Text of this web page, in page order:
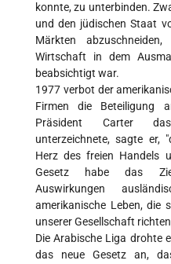
konnte, zu unterbinden.
und den jüdischen Staat
Märkten
Wirtschaft in dem
beabsichtigt war.
1977 verbot der
Firmen die Beteiligung
Präsident Carter
unterzeichnete, sagte er,
Herz des freien Handels
Gesetz habe das
Auswirkungen
amerikanische Leben, die
unserer Gesellschaft
Die Arabische Liga drohte
das neue Gesetz an,